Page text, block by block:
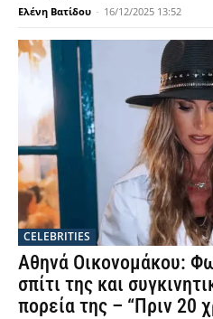
Ελένη Βατίδου - 16/12/2025 13:52
CELEBRITIES
Αθηνά Οικονομάκου:
σπίτι της και
πορεία της – “Πριν 20